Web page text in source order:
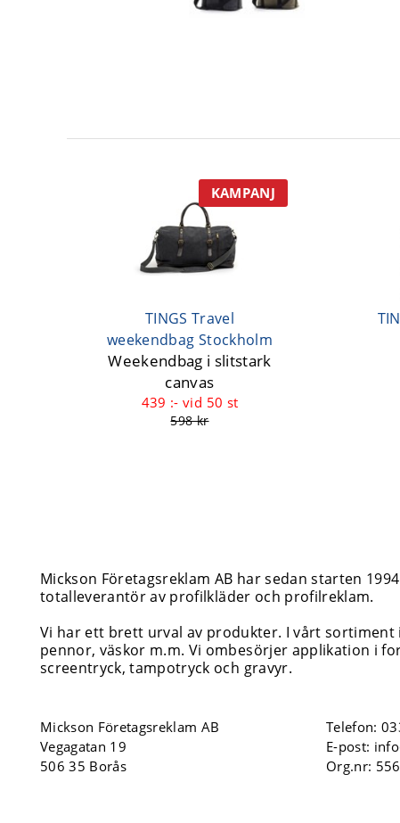
KAMPANJ
TINGS Travel
weekendbag Stockholm
Weekendbag i slitstark
canvas
439 :-vid 50 st
598 kr
Mickson Företagsreklam AB har sedan starten
totalleverantör av profilkläder och profilreklam.
Vi har ett brett urval av produkter. I vårt sortiment
pennor, väskor m.m. Vi ombesörjer applikation i
screentryck, tampotryck och gravyr.
Mickson Företagsreklam AB
Vegagatan 19
506 35 Borås
Telefon:
E-post:
Org.nr: